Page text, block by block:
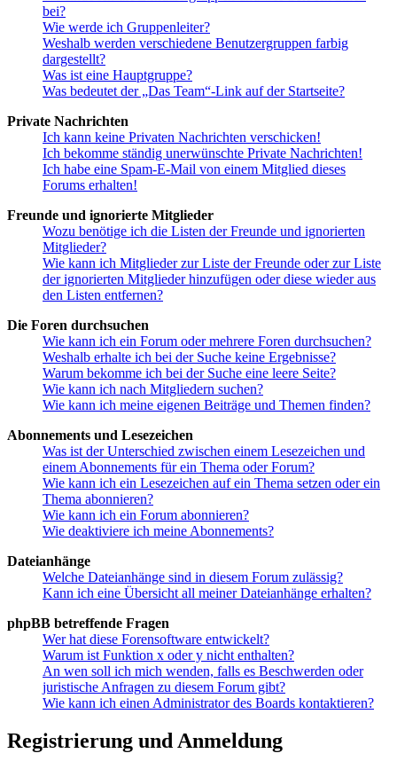
bei?
Wie werde ich Gruppenleiter?
Weshalb werden verschiedene Benutzergruppen farbig
dargestellt?
Was ist eine Hauptgruppe?
Was bedeutet der „Das Team“-Link auf der Startseite?
Private Nachrichten
Ich kann keine Privaten Nachrichten verschicken!
Ich bekomme ständig unerwünschte Private Nachrichten!
Ich habe eine Spam-E-Mail von einem Mitglied dieses
Forums erhalten!
Freunde und ignorierte Mitglieder
Wozu benötige ich die Listen der Freunde und ignorierten
Mitglieder?
Wie kann ich Mitglieder zur Liste der Freunde oder zur Liste
der ignorierten Mitglieder hinzufügen oder diese wieder aus
den Listen entfernen?
Die Foren durchsuchen
Wie kann ich ein Forum oder mehrere Foren durchsuchen?
Weshalb erhalte ich bei der Suche keine Ergebnisse?
Warum bekomme ich bei der Suche eine leere Seite?
Wie kann ich nach Mitgliedern suchen?
Wie kann ich meine eigenen Beiträge und Themen finden?
Abonnements und Lesezeichen
Was ist der Unterschied zwischen einem Lesezeichen und
einem Abonnements für ein Thema oder Forum?
Wie kann ich ein Lesezeichen auf ein Thema setzen oder ein
Thema abonnieren?
Wie kann ich ein Forum abonnieren?
Wie deaktiviere ich meine Abonnements?
Dateianhänge
Welche Dateianhänge sind in diesem Forum zulässig?
Kann ich eine Übersicht all meiner Dateianhänge erhalten?
phpBB betreffende Fragen
Wer hat diese Forensoftware entwickelt?
Warum ist Funktion x oder y nicht enthalten?
An wen soll ich mich wenden, falls es Beschwerden oder
juristische Anfragen zu diesem Forum gibt?
Wie kann ich einen Administrator des Boards kontaktieren?
Registrierung und Anmeldung